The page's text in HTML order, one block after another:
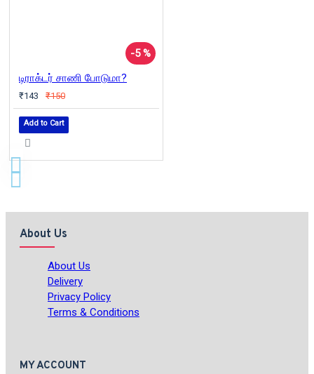
-5 %
டிராக்டர் சாணி போடுமா?
₹143 ₹150
Add to Cart
About Us
About Us
Delivery
Privacy Policy
Terms & Conditions
MY ACCOUNT